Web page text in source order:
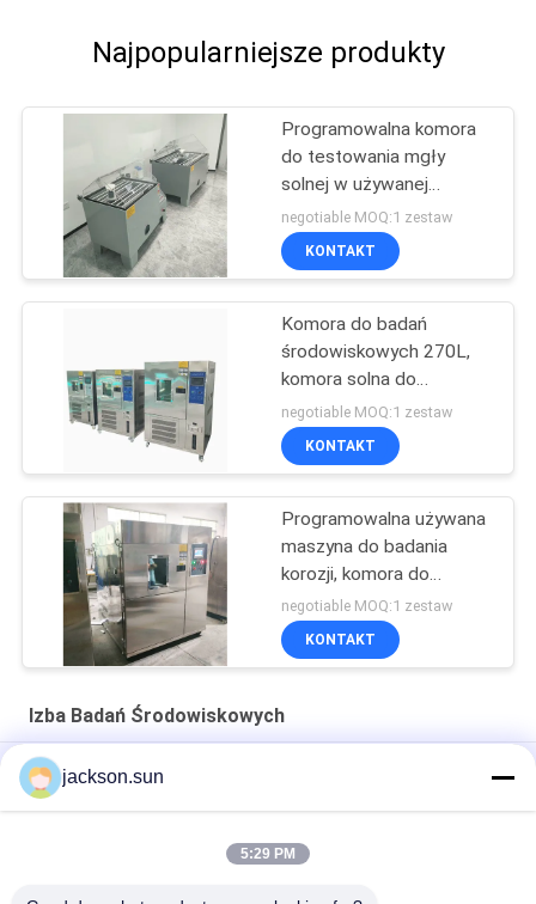
Najpopularniejsze produkty
Programowalna komora
do testowania mgły
solnej w używanej
maszynie do badania
korozji
negotiable MOQ:1 zestaw
KONTAKT
Komora do badań
środowiskowych 270L,
komora solna do
testowania korozji
negotiable MOQ:1 zestaw
KONTAKT
Programowalna używana
maszyna do badania
korozji, komora do
testowania mgły solnej
AC220V
negotiable MOQ:1 zestaw
KONTAKT
Izba Badań Środowiskowych
Chłodzona wodą Climatic 50HZ środowiskowa komora
testowajackson.sun
5:29 PM